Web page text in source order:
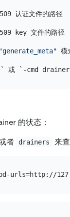
认证文件的路径
key 文件的路径
"generate_meta" 模
的状态：
者 drainers 来